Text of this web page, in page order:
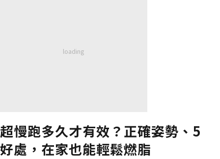
超慢跑多久才有效？正確姿勢、5
好處，在家也能輕鬆燃脂